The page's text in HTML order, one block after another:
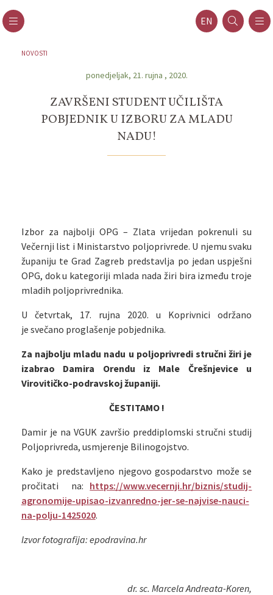
EN
NOVOSTI
ponedjeljak, 21. rujna , 2020.
ZAVRŠENI STUDENT UČILIŠTA
POBJEDNIK U IZBORU ZA MLADU
NADU!
Izbor za najbolji OPG – Zlata vrijedan pokrenuli su
Večernji list i Ministarstvo poljoprivrede. U njemu svaku
županiju te Grad Zagreb predstavlja po jedan uspješni
OPG, dok u kategoriji mlada nada žiri bira između troje
mladih poljoprivrednika.
U četvrtak, 17. rujna 2020. u Koprivnici održano
je svečano proglašenje pobjednika.
Za najbolju mladu nadu u poljoprivredi stručni žiri je
izabrao Damira Orendu iz Male Črešnjevice u
Virovitičko-podravskoj županiji.
ČESTITAMO !
Damir je na VGUK završio preddiplomski stručni studij
Poljoprivreda, usmjerenje Bilinogojstvo.
Kako je predstavljeno njegovo gospodarstvo može se
pročitati na: https://www.vecernji.hr/biznis/studij-
agronomije-upisao-izvanredno-jer-se-najvise-nauci-
na-polju-1425020.
Izvor fotografija: epodravina.hr
dr. sc. Marcela Andreata-Koren,